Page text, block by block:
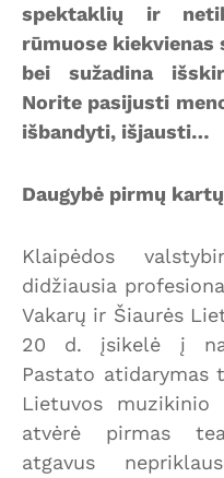
spektaklių ir
rūmuose kiekvienas
bei sužadina
Norite pasijusti
išbandyti, išjausti…
Daugybė pirmų kartų
Klaipėdos
didžiausia
Vakarų ir Šiaurės
20 d. įsikelė į
Pastato atidarymas
Lietuvos
atvėrė pirmas
atgavus